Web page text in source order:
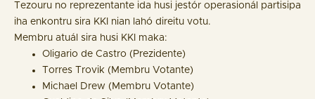
Tezouru no reprezentante ida husi jestór operasionál partisipa
iha enkontru sira KKI nian lahó direitu votu.
Membru atuál sira husi KKI maka:
Oligario de Castro (Prezidente)
Torres Trovik (Membru Votante)
Michael Drew (Membru Votante)